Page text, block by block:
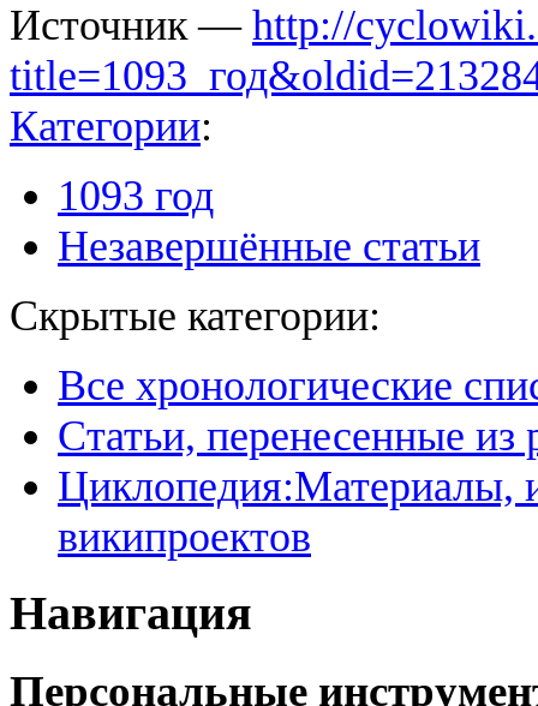
Источник — http://
Категории:
1093 год
Незавершённые статьи
Скрытые категории:
Все хронологические
Статьи, перенесенные из
Циклопедия:Материалы,
википроектов
Навигация
Персональные